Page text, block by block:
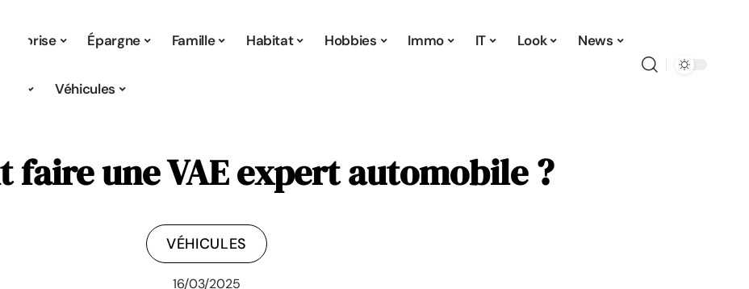
Épargne Famille Habitat Hobbies Immo IT Look News
Véhicules
faire une VAE expert automobile ?
VÉHICULES
16/03/2025